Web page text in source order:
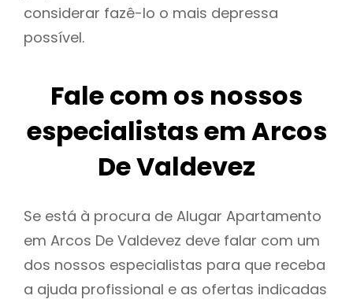
considerar fazê-lo o mais depressa
possível.
Fale com os nossos
especialistas em Arcos
De Valdevez
Se está à procura de Alugar Apartamento
em Arcos De Valdevez deve falar com um
dos nossos especialistas para que receba
a ajuda profissional e as ofertas indicadas